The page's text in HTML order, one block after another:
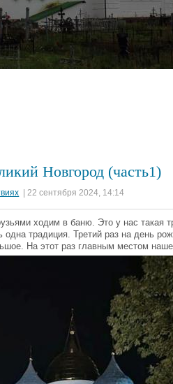
Новгород (часть1)
| 22 сентября 2024, 14:14
ходим в баню. Это у нас такая
традиция. Третий раз на день
На этот раз главным местом